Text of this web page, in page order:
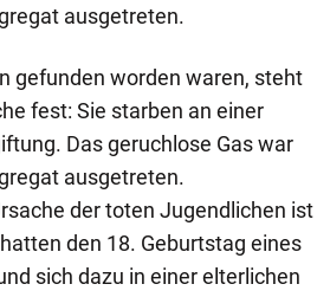
ausgetreten.
gefunden worden waren, steht
fest: Sie starben an einer
Das geruchlose Gas war
ausgetreten.
der toten Jugendlichen ist
den 18. Geburtstag eines
sich dazu in einer elterlichen